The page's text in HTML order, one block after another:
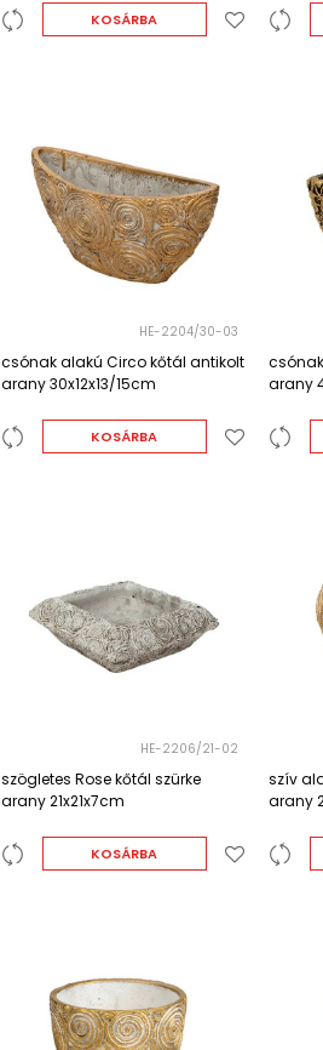
KOSÁRBA
HE-2204/30-03
csónak alakú Circo kőtál antikolt
arany 30x12x13/15cm
KOSÁRBA
arany
HE-2206/21-02
szögletes Rose kőtál szürke
arany 21x21x7cm
KOSÁRBA
szív
arany